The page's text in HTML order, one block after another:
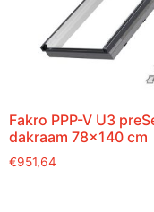
Fakro PPP-V U3
dakraam 78×140 cm
€951,64